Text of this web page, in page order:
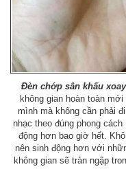
Đèn chớp sân khấu
không gian hoàn toàn
mình mà không cần phải
nhạc theo đúng phong
động hơn bao giờ hết.
nên sinh động hơn với
không gian sẽ tràn ngập